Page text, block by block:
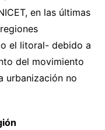
en las últimas
el litoral- debido a
del movimiento
urbanización no